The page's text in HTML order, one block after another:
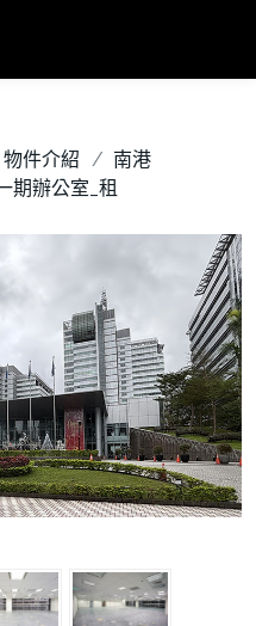
物件介紹
南港
期辦公室_租